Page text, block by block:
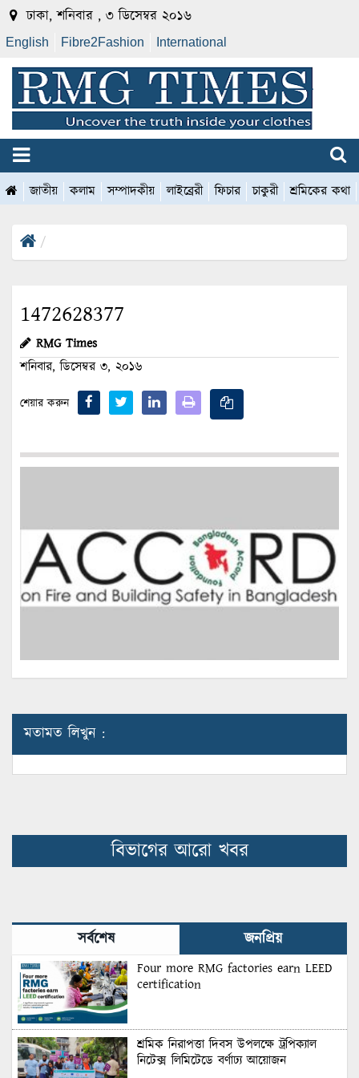
ঢাকা, শনিবার , ৩ ডিসেম্বর ২০১৬
English Fibre2Fashion International
জাতীয় কলাম সম্পাদকীয় লাইব্রেরী ফিচার চাকুরী শ্রমিকের কথা
1472628377
RMG Times
শনিবার, ডিসেম্বর ৩, ২০১৬
শেয়ার করুন
মতামত লিখুন :
বিভাগের আরো খবর
সর্বশেষ জনপ্রিয়
Four more RMG factories earn LEED
certification
শ্রমিক নিরাপত্তা দিবস উপলক্ষে ট্রপিক্যাল
নিটেক্স লিমিটেডে বর্ণাঢ্য আয়োজন